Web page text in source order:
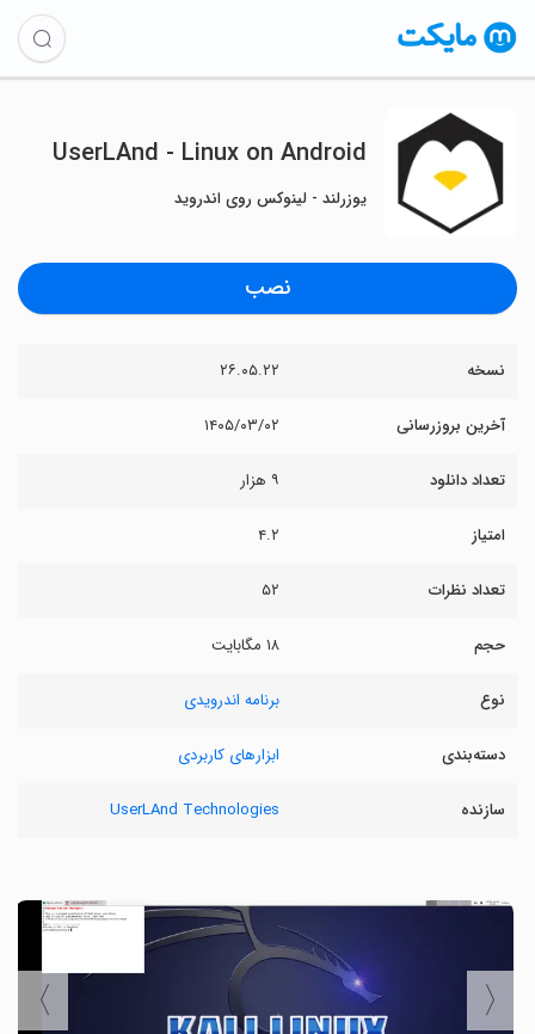
UserLAnd - Linux on Android
یوزرلند - لینوکس روی اندروید
نصب
نسخه ۲۶.۰۵.۲۲
آخرین بروزرسانی ۱۴۰۵/۰۳/۰۲
تعداد دانلود ۹ هزار
امتیاز ۴.۲
تعداد نظرات ۵۲
حجم ۱۸ مگابایت
نوع برنامه اندرویدی
دسته‌بندی ابزارهای کاربردی
سازنده UserLAnd Technologies
〈
〉